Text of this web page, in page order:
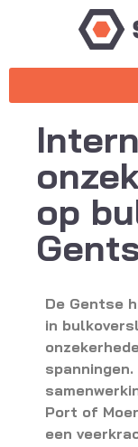
op
De Gentse
in
Port of
een